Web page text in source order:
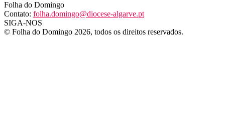
Folha do Domingo
Contato: folha.domingo@diocese-algarve.pt
SIGA-NOS
© Folha do Domingo 2026, todos os direitos reservados.